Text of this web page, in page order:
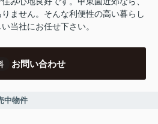
ません。そんな利便性の高い暮らし
当社にお任せ下さい。
お問い合わせ
中物件